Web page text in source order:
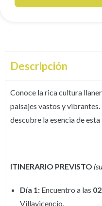
Descripción
Conoce la rica cultura
paisajes vastos y vibrantes.
descubre la esencia de
ITINERARIO PREVISTO
Día 1: Encuentro a las
Villavicencio.